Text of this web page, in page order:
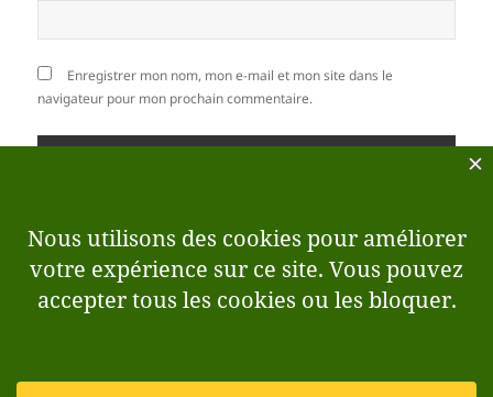
Enregistrer mon nom, mon e-mail et mon site dans le
navigateur pour mon prochain commentaire.
commentaires sont traitées.
Navigation